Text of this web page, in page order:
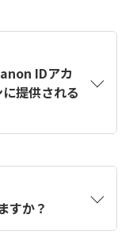
】Canon IDとは
は？をご確認く
IDアカ
提供される
。アカウントを
情報を使用して
すか？